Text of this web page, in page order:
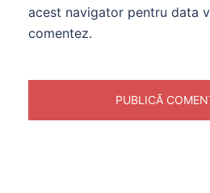
acest navigator pentru data
comentez.